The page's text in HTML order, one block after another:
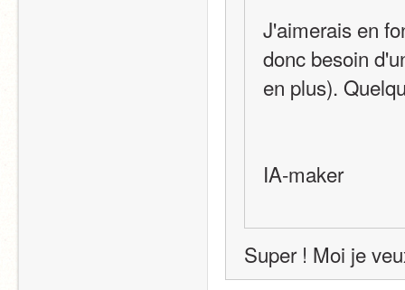
J'aimerais en
donc besoin
en plus).
IA-maker
Super ! Moi je